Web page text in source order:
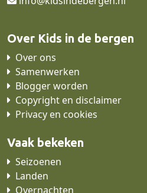
Over Kids in de bergen
Over ons
Samenwerken
Blogger worden
Copyright en disclaimer
Privacy en cookies
Vaak bekeken
Seizoenen
Landen
Overnachten